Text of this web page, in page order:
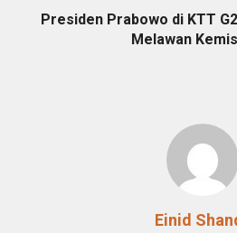
Presiden Prabowo di KTT
Melawan
Einid